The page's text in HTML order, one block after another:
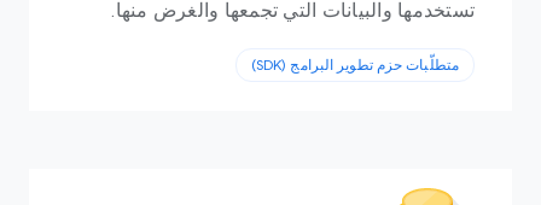
تستخدمها والبيانات التي تجمعها والغرض منها.
متطلّبات حزم تطوير البرامج (SDK)